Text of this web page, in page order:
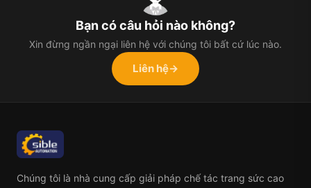
Bạn có câu hỏi nào không?
Xin đừng ngần ngại liên hệ với chúng tôi bất cứ lúc nào.
Liên hệ→
Chúng tôi là nhà cung cấp giải pháp chế tác trang sức cao